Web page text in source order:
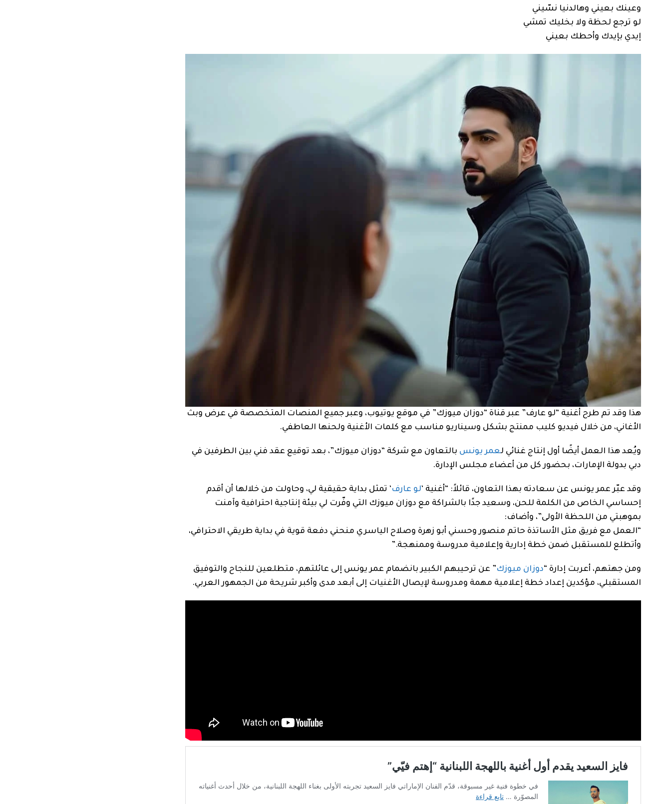
وعينك بعيني وهالدنيا نسّيني
لو ترجع لحظة ولا بخليك تمشي
إيدي بإيدك وأحطك بعيني
هذا وقد تم طرح أغنية “لو عارف” عبر قناة “دوزان ميوزك” في موقع يوتيوب، وعبر جميع المنصات المتخصصة في عرض وبث
الأغاني، من خلال فيديو كليب ممنتج بشكل وسيناريو مناسب مع كلمات الأغنية ولحنها العاطفي.
ويُعد هذا العمل أيضًا أول إنتاج غنائي لعمر يونس بالتعاون مع شركة “دوزان ميوزك”، بعد توقيع عقد فني بين الطرفين في
دبي بدولة الإمارات، بحضور كل من أعضاء مجلس الإدارة.
وقد عبّر عمر يونس عن سعادته بهذا التعاون، قائلاً: “أغنية ‘لو عارف‘ تمثل بداية حقيقية لي، وحاولت من خلالها أن أقدم
إحساسي الخاص من الكلمة للحن، وسعيد جدًا بالشراكة مع دوزان ميوزك التي وفّرت لي بيئة إنتاجية احترافية وآمنت
بموهبتي من اللحظة الأولى”، وأضاف:
“العمل مع فريق مثل الأساتذة حاتم منصور وحسني أبو زهرة وصلاح الياسري منحني دفعة قوية في بداية طريقي الاحترافي،
وأتطلع للمستقبل ضمن خطة إدارية وإعلامية مدروسة وممنهجة.”
ومن جهتهم، أعربت إدارة “دوزان ميوزك” عن ترحيبهم الكبير بانضمام عمر يونس إلى عائلتهم، متطلعين للنجاح والتوفيق
المستقبلي، مؤكدين إعداد خطة إعلامية مهمة ومدروسة لإيصال الأغنيات إلى أبعد مدى وأكبر شريحة من الجمهور العربي.